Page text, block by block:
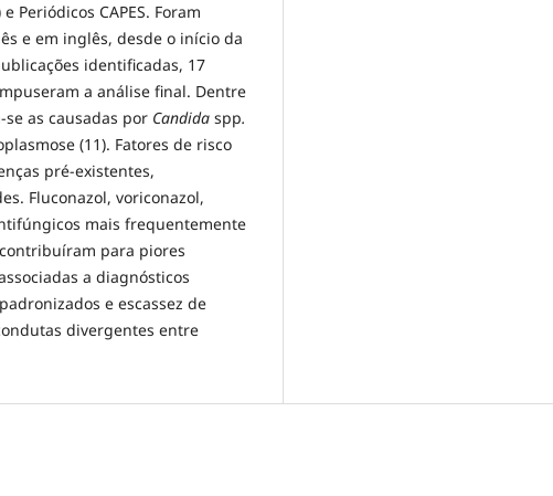
Periódicos CAPES. Foram
e em inglês, desde o início da
identificadas, 17
a análise final. Dentre
se as causadas por Candida spp.
(11). Fatores de risco
pré-existentes,
Fluconazol, voriconazol,
mais frequentemente
para piores
a diagnósticos
e escassez de
divergentes entre